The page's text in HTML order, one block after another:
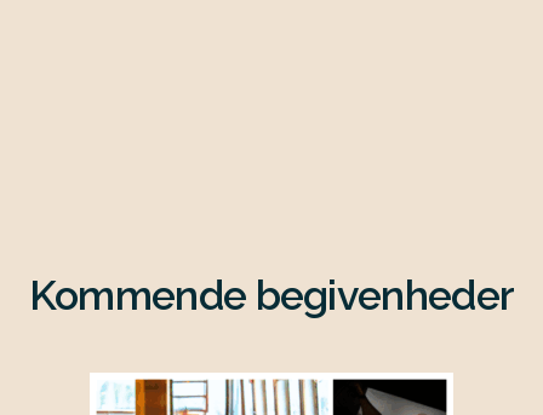
Kommende begivenheder